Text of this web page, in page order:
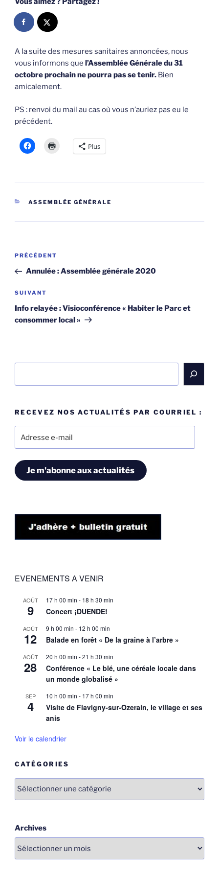
A la suite des mesures sanitaires annoncées, nous
vous informons que l’Assemblée Générale du 31
octobre prochain ne pourra pas se tenir. Bien
amicalement.
PS : renvoi du mail au cas où vous n’auriez pas eu le
précédent.
Plus
CATÉGORIES
ASSEMBLÉE GÉNÉRALE
Navigation
l’article
Article
précédent
PRÉCÉDENT
Annulée : Assemblée générale 2020
Article
suivant
SUIVANT
Info relayée : Visioconférence « Habiter le Parc et
consommer local »
RECEVEZ NOS ACTUALITÉS PAR COURRIEL :
e-
Je m'abonne aux actualités
EVENEMENTS A VENIR
AOÛT
9
17 h 00 min - 18 h 30 min
Concert ¡DUENDE!
AOÛT
12
9 h 00 min - 12 h 00 min
Balade en forêt « De la graine à l’arbre »
AOÛT
28
20 h 00 min -21 h 30 min
Conférence « Le blé, une céréale locale dans
un monde globalisé »
SEP
4
10 h 00 min - 17 h 00 min
Visite de Flavigny-sur-Ozerain, le village et ses
anis
Voir le calendrier
CATÉGORIES
Catégories
Archives